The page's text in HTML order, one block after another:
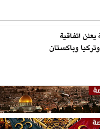
اتفاقية
وباكستان